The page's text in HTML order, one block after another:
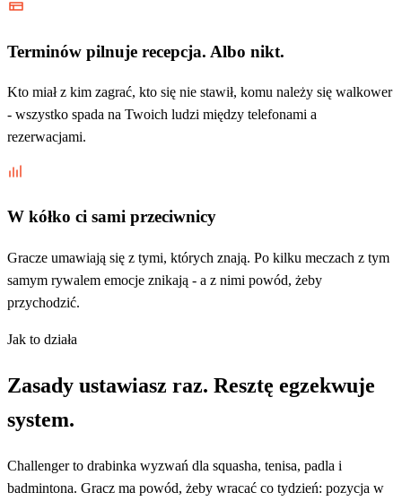
Terminów pilnuje recepcja. Albo nikt.
Kto miał z kim zagrać, kto się nie stawił, komu należy się walkower
- wszystko spada na Twoich ludzi między telefonami a
rezerwacjami.
W kółko ci sami przeciwnicy
Gracze umawiają się z tymi, których znają. Po kilku meczach z tym
samym rywalem emocje znikają - a z nimi powód, żeby
przychodzić.
Jak to działa
Zasady ustawiasz raz. Resztę egzekwuje
system.
Challenger to drabinka wyzwań dla squasha, tenisa, padla i
badmintona. Gracz ma powód, żeby wracać co tydzień: pozycja w